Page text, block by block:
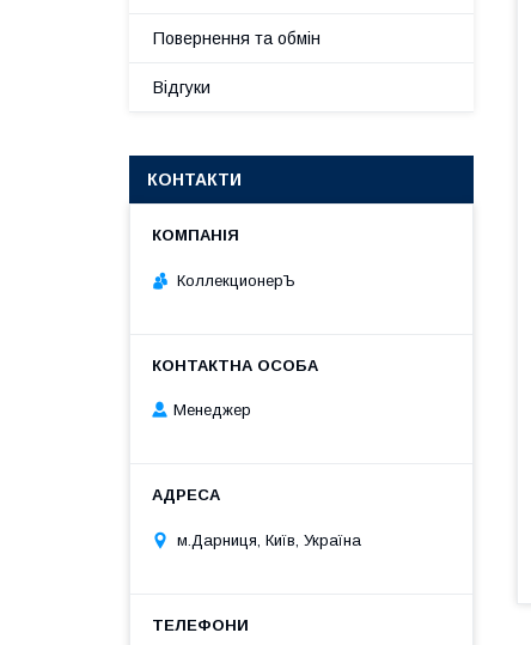
Повернення та обмін
Відгуки
КОНТАКТИ
КоллекционерЪ
Менеджер
м.Дарниця, Київ, Україна